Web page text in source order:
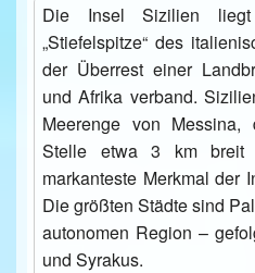
Die Insel Sizilien
„Stiefelspitze“ des
der Überrest einer
und Afrika verband.
Meerenge von
Stelle etwa 3 km breit
markanteste Merkmal der
Die größten Städte sind
autonomen Region –
und Syrakus.